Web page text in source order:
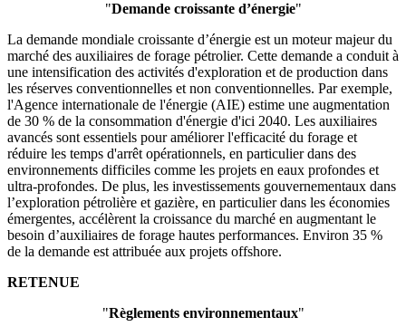
"Demande croissante d’énergie"
La demande mondiale croissante d’énergie est un moteur majeur du
marché des auxiliaires de forage pétrolier. Cette demande a conduit à
une intensification des activités d'exploration et de production dans
les réserves conventionnelles et non conventionnelles. Par exemple,
l'Agence internationale de l'énergie (AIE) estime une augmentation
de 30 % de la consommation d'énergie d'ici 2040. Les auxiliaires
avancés sont essentiels pour améliorer l'efficacité du forage et
réduire les temps d'arrêt opérationnels, en particulier dans des
environnements difficiles comme les projets en eaux profondes et
ultra-profondes. De plus, les investissements gouvernementaux dans
l’exploration pétrolière et gazière, en particulier dans les économies
émergentes, accélèrent la croissance du marché en augmentant le
besoin d’auxiliaires de forage hautes performances. Environ 35 %
de la demande est attribuée aux projets offshore.
RETENUE
"Règlements environnementaux"